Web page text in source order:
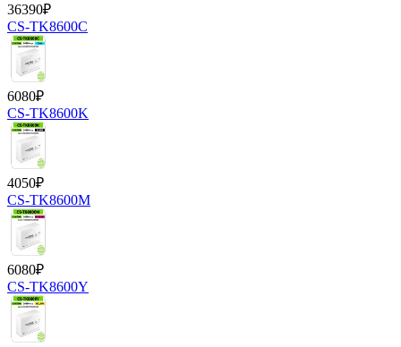
36390₽
CS-TK8600C
6080₽
CS-TK8600K
4050₽
CS-TK8600M
6080₽
CS-TK8600Y